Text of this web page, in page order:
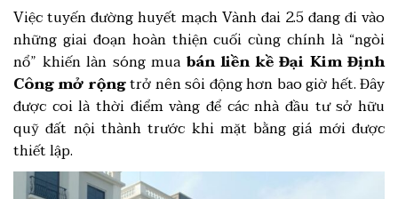
Việc tuyến đường huyết mạch Vành đai 2.5 đang đi vào
những giai đoạn hoàn thiện cuối cùng chính là “ngòi
nổ” khiến làn sóng mua bán liền kề Đại Kim Định
Công mở rộngtrở nên sôi động hơn bao giờ hết. Đây
được coi là thời điểm vàng để các nhà đầu tư sở hữu
quỹ đất nội thành trước khi mặt bằng giá mới được
thiết lập.